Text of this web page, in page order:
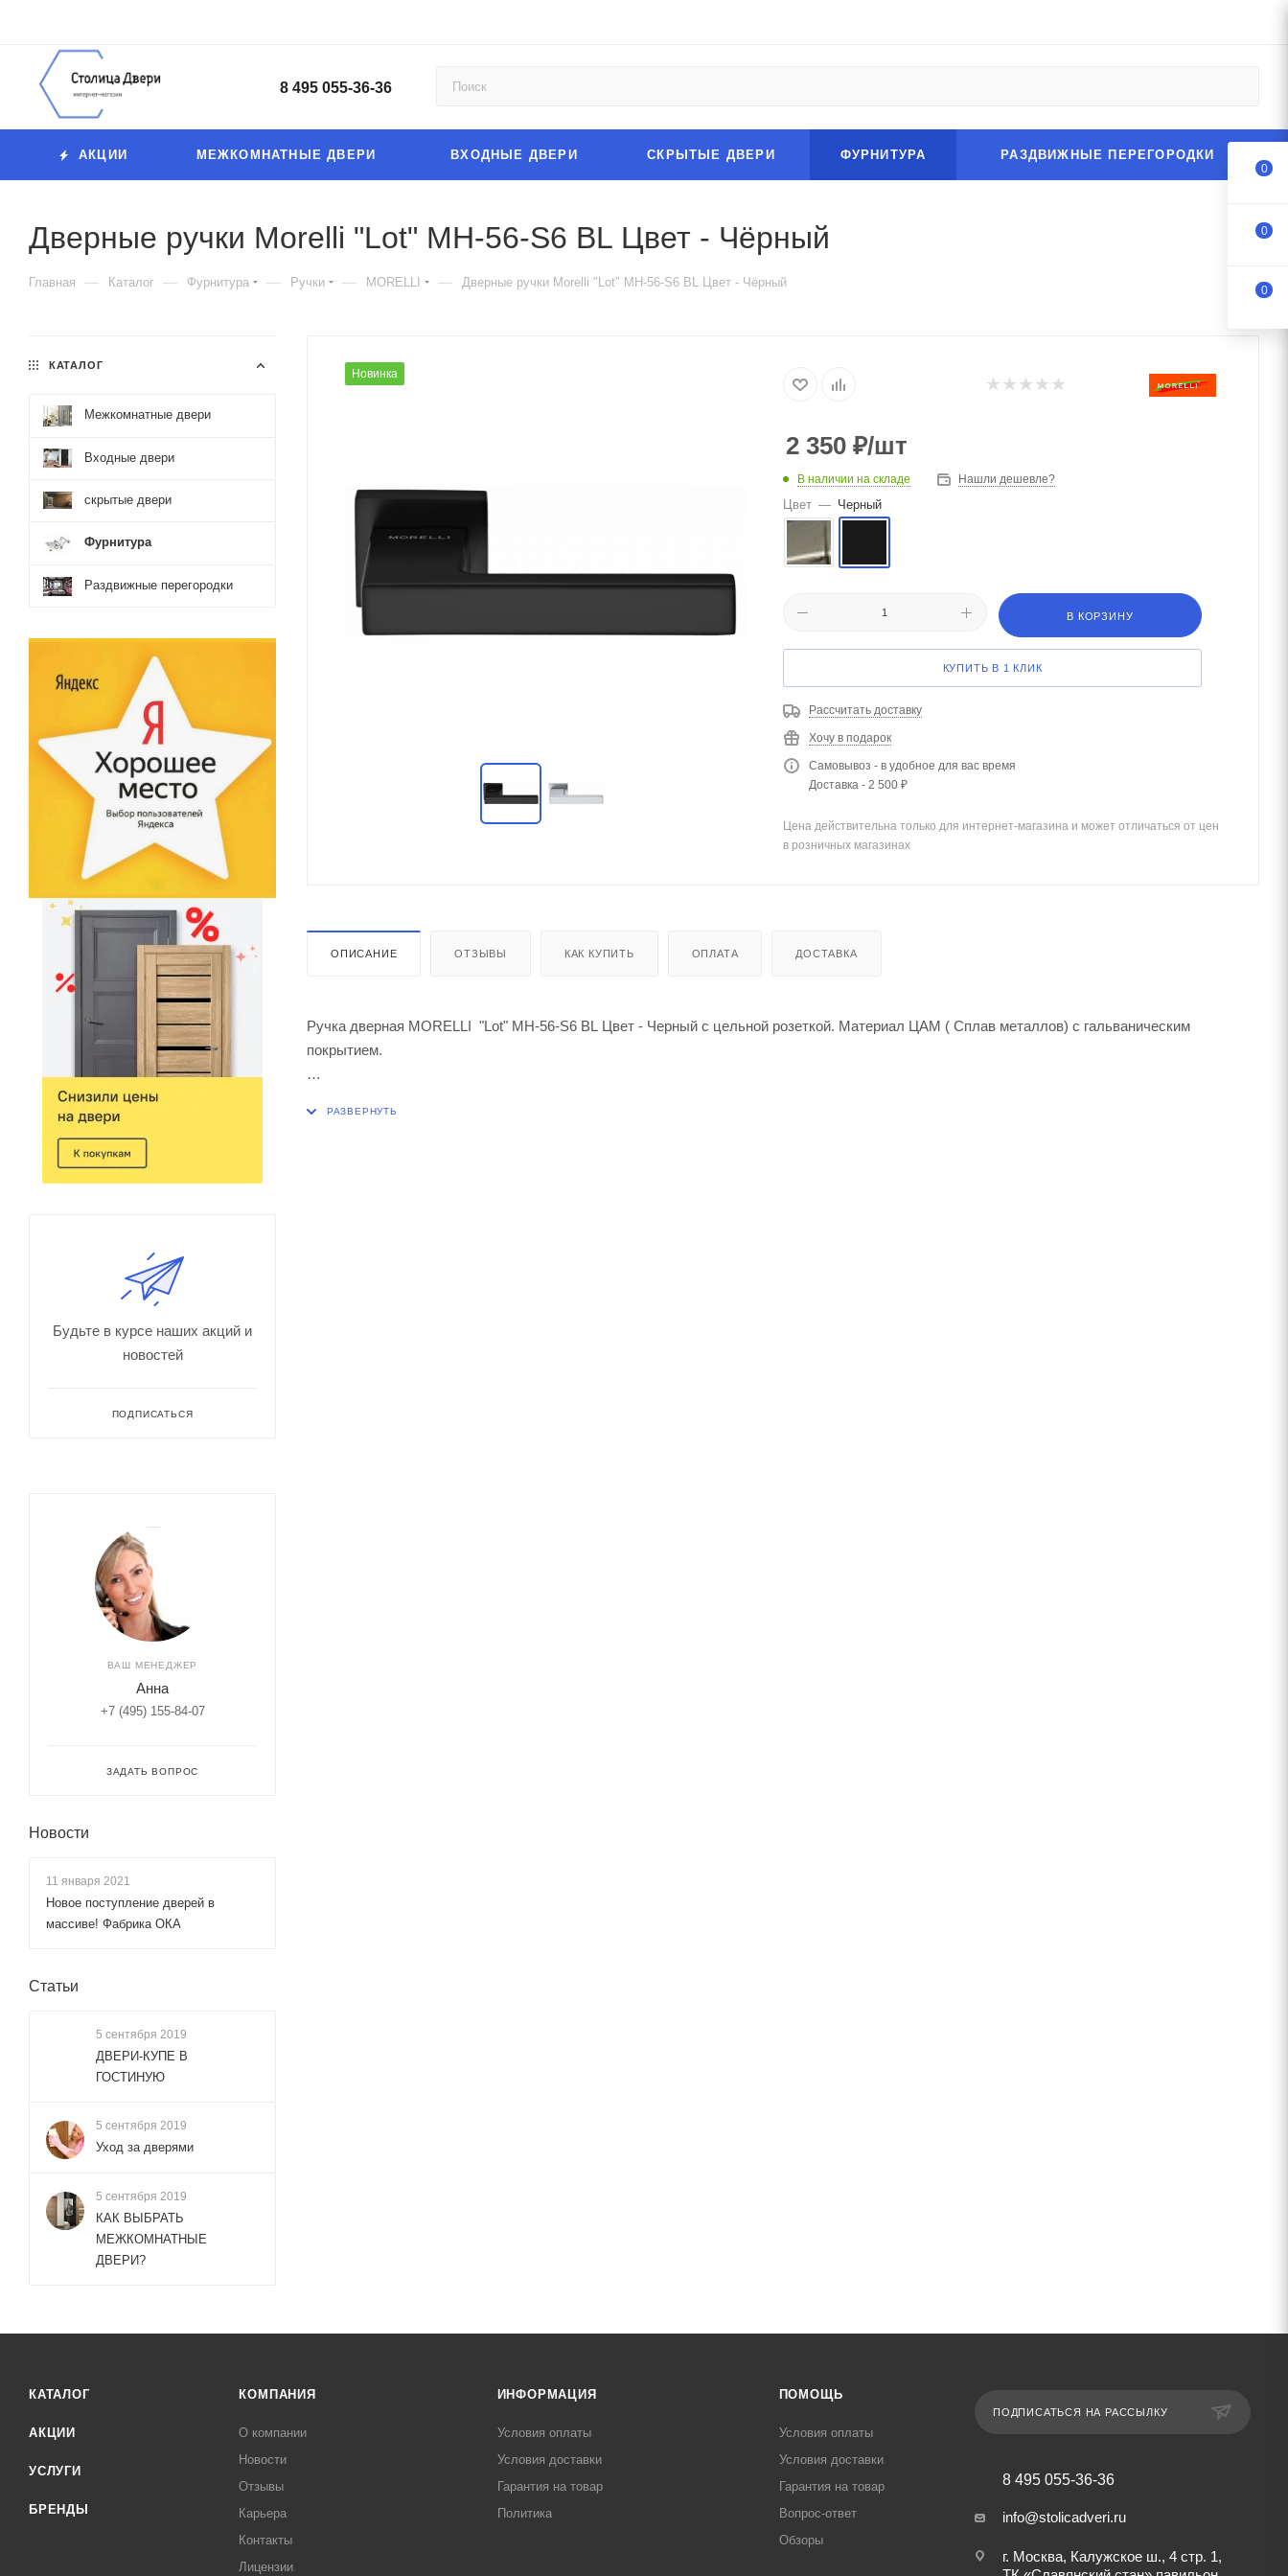
8 495 055-36-36
АКЦИИ МЕЖКОМНАТНЫЕ ДВЕРИ ВХОДНЫЕ ДВЕРИ СКРЫТЫЕ ДВЕРИ ФУРНИТУРА РАЗДВИЖНЫЕ ПЕРЕГОРОДКИ
Дверные ручки Morelli "Lot" MH-56-S6 BL Цвет - Чёрный
Главная — Каталог — Фурнитура — Ручки — MORELLI — Дверные ручки Morelli "Lot" MH-56-S6 BL Цвет - Чёрный
Новинка
2 350 ₽/шт
В наличии на складе Нашли дешевле?
Цвет — Черный
В КОРЗИНУ
КУПИТЬ В 1 КЛИК
Рассчитать доставку
Хочу в подарок
Самовывоз - в удобное для вас время
Доставка - 2 500 ₽
Цена действительна только для интернет-магазина и может отличаться от цен
в розничных магазинах
ОПИСАНИЕ ОТЗЫВЫ КАК КУПИТЬ ОПЛАТА ДОСТАВКА
Ручка дверная MORELLI "Lot" MH-56-S6 BL Цвет - Черный с цельной розеткой. Материал ЦАМ ( Сплав металлов) с гальваническим
покрытием.
КАТАЛОГ
Межкомнатные двери
Входные двери
скрытые двери
Фурнитура
Раздвижные перегородки
Будьте в курсе наших акций и
новостей
ПОДПИСАТЬСЯ
ВАШ МЕНЕДЖЕР
Анна
+7 (495) 155-84-07
ЗАДАТЬ ВОПРОС
Новости
11 января 2021
Новое поступление дверей в
массиве! Фабрика ОКА
Статьи
5 сентября 2019
ДВЕРИ-КУПЕ В
ГОСТИНУЮ
5 сентября 2019
Уход за дверями
5 сентября 2019
КАК ВЫБРАТЬ
МЕЖКОМНАТНЫЕ
ДВЕРИ?
КАТАЛОГ
АКЦИИ
УСЛУГИ
БРЕНДЫ
КОМПАНИЯ
О компании
Новости
Отзывы
Карьера
Контакты
Лицензии
ИНФОРМАЦИЯ
Условия оплаты
Условия доставки
Гарантия на товар
Политика
ПОМОЩЬ
Условия оплаты
Условия доставки
Гарантия на товар
Вопрос-ответ
Обзоры
ПОДПИСАТЬСЯ НА РАССЫЛКУ
8 495 055-36-36
info@stolicadveri.ru
г. Москва, Калужское ш., 4 стр. 1,
0
0
0